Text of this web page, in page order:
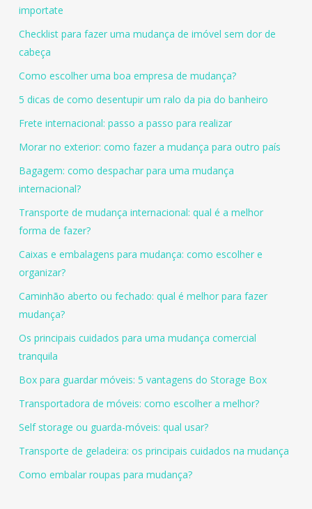
importate
Checklist para fazer uma mudança de imóvel sem dor de
cabeça
Como escolher uma boa empresa de mudança?
5 dicas de como desentupir um ralo da pia do banheiro
Frete internacional: passo a passo para realizar
Morar no exterior: como fazer a mudança para outro país
Bagagem: como despachar para uma mudança
internacional?
Transporte de mudança internacional: qual é a melhor
forma de fazer?
Caixas e embalagens para mudança: como escolher e
organizar?
Caminhão aberto ou fechado: qual é melhor para fazer
mudança?
Os principais cuidados para uma mudança comercial
tranquila
Box para guardar móveis: 5 vantagens do Storage Box
Transportadora de móveis: como escolher a melhor?
Self storage ou guarda-móveis: qual usar?
Transporte de geladeira: os principais cuidados na mudança
Como embalar roupas para mudança?